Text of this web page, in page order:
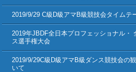
2019/9/29 C級D級アマB級競技会タイムテ
2019年JBDF全日本プロフェッショナル・
ス選手権大会
2019/9/29C級D級アマB級ダンス競技会の
いて